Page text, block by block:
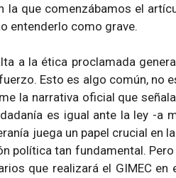
la que comenzábamos el
entenderlo como grave.
a la ética proclamada
Esto es algo común, no
la narrativa oficial que
es igual ante la ley -a
juega un papel crucial
política tan fundamental.
que realizará el GIMEC